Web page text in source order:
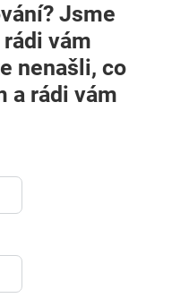
Jsme
vám
nenašli, co
a rádi vám